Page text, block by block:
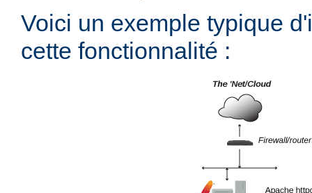
Voici un exemple typique
cette fonctionnalité :